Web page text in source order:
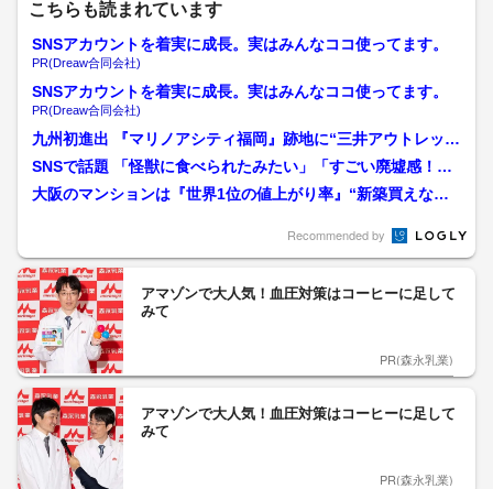
こちらも読まれています
SNSアカウントを着実に成長。実はみんなココ使ってます。
PR(Dreaw合同会社)
SNSアカウントを着実に成長。実はみんなココ使ってます。
PR(Dreaw合同会社)
九州初進出 『マリノアシティ福岡』跡地に“三井アウトレッ
ト” 海外客にも期待 ...
SNSで話題 「怪獣に食べられたみたい」「すごい廃墟感！」
“マリノア跡地”観覧...
大阪のマンションは『世界1位の値上がり率』“新築買えな
Recommended by
アマゾンで大人気！血圧対策はコーヒーに足して
みて
PR(森永乳業)
アマゾンで大人気！血圧対策はコーヒーに足して
みて
PR(森永乳業)